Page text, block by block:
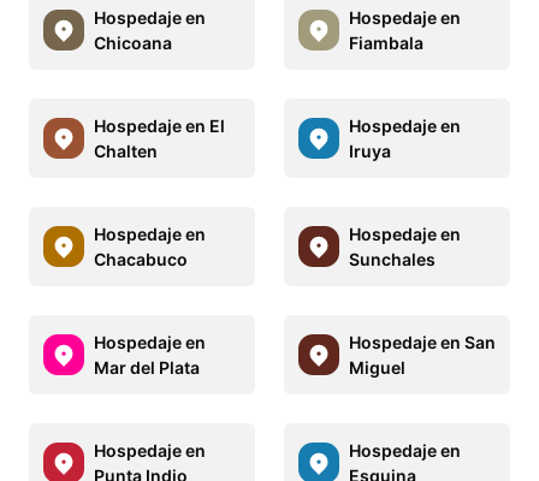
Hospedaje en
Chicoana
Hospedaje en
Fiambala
Hospedaje en El
Chalten
Hospedaje en
Iruya
Hospedaje en
Chacabuco
Hospedaje en
Sunchales
Hospedaje en
Mar del Plata
Hospedaje en San
Miguel
Hospedaje en
Punta Indio
Hospedaje en
Esquina